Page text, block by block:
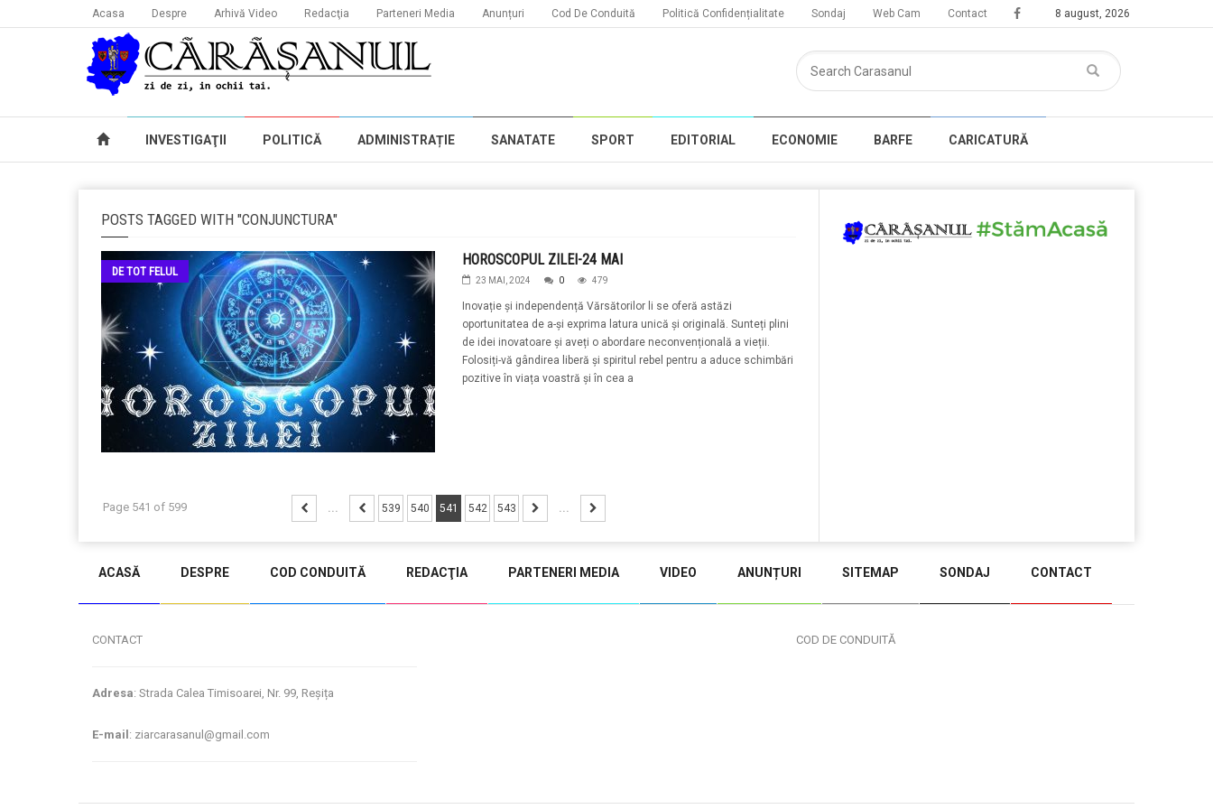
8 august, 2026
Acasa Despre Arhivă Video Redacţia Parteneri Media Anunțuri Cod De Conduită Politică Confidențialitate Sondaj Web Cam Contact
INVESTIGAŢII POLITICĂ ADMINISTRAȚIE SANATATE SPORT EDITORIAL ECONOMIE BARFE CARICATURĂ
POSTS TAGGED WITH "CONJUNCTURA"
DE TOT FELUL
HOROSCOPUL ZILEI-24 MAI
23 MAI, 2024 0 479
Inovație și independență Vărsătorilor li se oferă astăzi
oportunitatea de a-și exprima latura unică și originală. Sunteți plini
de idei inovatoare și aveți o abordare neconvențională a vieții.
Folosiți-vă gândirea liberă și spiritul rebel pentru a aduce schimbări
pozitive în viața voastră și în cea a
Page 541 of 599 ... 539 540 541 542 543 ...
ACASĂ DESPRE COD CONDUITĂ REDACŢIA PARTENERI MEDIA VIDEO ANUNȚURI SITEMAP SONDAJ CONTACT
CONTACT
Adresa: Strada Calea Timisoarei, Nr. 99, Reșița
E-mail : ziarcarasanul@gmail.com
COD DE CONDUITĂ